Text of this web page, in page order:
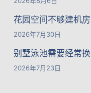
花园空间不够建机
2026年7月30日
别墅泳池需要经常
2026年7月23日